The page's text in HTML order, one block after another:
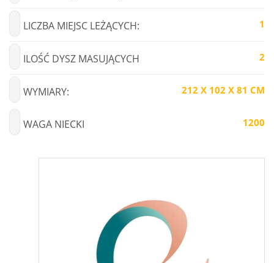
LICZBA MIEJSC LEŻĄCYCH: 1
ILOŚĆ DYSZ MASUJĄCYCH 2
WYMIARY: 212 X 102 X 81 CM
WAGA NIECKI 1200